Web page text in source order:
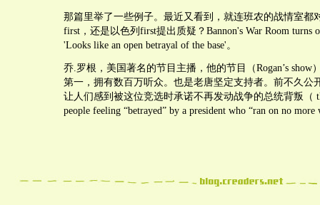
那篇里举了一些例子。最近又看到，就连班农的战情室都
first，还是以色列first提出质疑？Bannon's War Room turns
'Looks like an open betrayal of the base'。
乔.罗根，美国著名的节目主播，他的节目（Rogan’s show
第一，拥有数百万听众。也是老唐坚定支持者。前不久公
让人们感到被这位竞选时承诺不再发动战争的总统背叛（
people feeling “betrayed” by a president who “ran on no more